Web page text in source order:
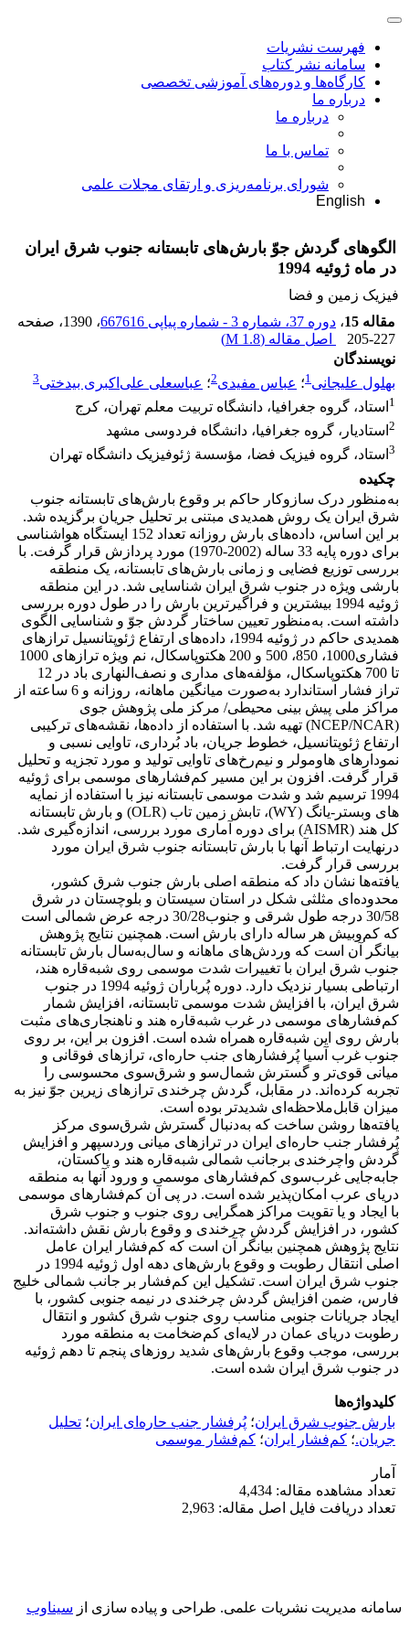
فهرست نشریات
سامانه نشر کتاب
کارگاه‌ها و دوره‌های آموزشی تخصصی
درباره ما
درباره ما
تماس با ما
شورای برنامه‌ریزی و ارتقای مجلات علمی
English
الگوهای گردش جوّ بارش‌‌های تابستانه جنوب شرق ایران
در ماه ژوئیه 1994
فیزیک زمین و فضا
مقاله 15
، دوره 37، شماره 3 - شماره پیاپی 667616 ، 1390
، صفحه
205-227
اصل مقاله (1.8 M
)
نویسندگان
بهلول علیجانی1؛ عباس مفیدی2؛ عباسعلی علی‌‌اکبری بیدختی3
1 استاد، گروه جغرافیا، دانشگاه تربیت معلم تهران، کرج
2 استادیار، گروه جغرافیا، دانشگاه فردوسی مشهد
3 استاد، گروه فیزیک فضا، مؤسسة ژئوفیزیک دانشگاه تهران
چکیده
به‌‌منظور درک سازوکار حاکم بر وقوع بارش‌‌های تابستانه جنوب
شرق ایران یک روش همدیدی مبتنی بر تحلیل جریان برگزیده شد.
بر این اساس، داده‌‌های بارش روزانه تعداد 152 ایستگاه هواشناسی
برای دوره پایه 33 ساله (2002-1970) مورد پردازش قرار گرفت. با
بررسی توزیع فضایی و زمانی بارش‌‌های تابستانه، یک منطقه
بارشی ویژه در جنوب شرق ایران شناسایی شد. در این منطقه
ژوئیه 1994 بیشترین و فراگیرترین بارش را در طول دوره بررسی
داشته است. به‌منظور تعیین ساختار گردش جوّ و شناسایی الگوی
همدیدی حاکم در ژوئیه 1994، داده‌‌های ارتفاع ژئوپتانسیل ترازهای
فشاری1000، 850، 500 و 200 هکتوپاسکال، نم ویژه ترازهای 1000
تا 700 هکتوپاسکال، مؤلفه‌‌های مداری و نصف‌‌النهاری باد در 12
تراز فشار استاندارد به‌صورت میانگین ماهانه، روزانه و 6 ساعته از
مراکز ملی پیش بینی محیطی/ مرکز ملی پژوهش جوی
(NCEP/NCAR) تهیه شد. با استفاده از داده‌‌ها، نقشه‌‌های ترکیبی
ارتفاع ژئوپتانسیل، خطوط جریان، باد بُرداری، تاوایی نسبی و
نمودار‌‌‌های ‌‌هاومولر و نیم‌رخ‌‌‌های تاوایی تولید و مورد تجزیه و تحلیل
قرار گرفت. افزون بر این مسیر کم‌‌فشارهای موسمی برای ژوئیه
1994 ترسیم شد و شدت موسمی تابستانه نیز با استفاده از نمایه
های وبستر-یانگ (WY)، تابش زمین تاب (OLR) و بارش تابستانه
کل هند (AISMR) برای دوره آماری مورد بررسی، اندازه‌‌گیری شد.
درنهایت ارتباط آنها با بارش تابستانه جنوب شرق ایران مورد
بررسی قرار گرفت.
یافته‌‌ها نشان داد که منطقه اصلی بارش جنوب شرق کشور،
محدوده‌ای مثلثی شکل در استان سیستان و بلوچستان در شرق
30/58 درجه طول شرقی و جنوب30/28 درجه عرض شمالی است
که کم‌‌وبیش هر ساله دارای بارش است. همچنین نتایج پژوهش
بیانگر آن است که وردش‌‌های ماهانه و سال‌‌به‌‌سال بارش تابستانه
جنوب شرق ایران با تغییرات شدت موسمی روی شبه‌‌قاره هند،
ارتباطی بسیار نزدیک دارد. دوره پُرباران ژوئیه 1994 در جنوب
شرق ایران، با افزایش شدت موسمی تابستانه، افزایش شمار
کم‌‌فشارهای موسمی در غرب شبه‌قاره هند و ناهنجاری‌‌های مثبت
بارش روی این شبه‌قاره همراه شده است. افزون بر این، بر روی
جنوب غرب آسیا پُرفشارهای جنب حاره‌‌ای، ترازهای فوقانی و
میانی قوی‌تر و گسترش شمال‌سو و شرق‌سوی محسوسی را
تجربه کرده‌‌اند. در مقابل، گردش چرخندی ترازهای زیرین جوّ نیز به
میزان قابل‌‌ملاحظه‌‌ای شدیدتر بوده است.
یافته‌‌ها روشن ساخت که به‌دنبال گسترش شرق‌سوی مرکز
پُرفشار جنب حاره‌ای ایران در ترازهای میانی وردسپهر و افزایش
گردش واچرخندی برجانب شمالی شبه‌قاره هند و پاکستان،
جابه‌جایی غرب‌سوی کم‌‌فشارهای موسمی و ورود آنها به منطقه
دریای عرب امکان‌پذیر شده است. در پی آن کم‌‌فشارهای موسمی
با ایجاد و یا تقویت مراکز همگرایی روی جنوب و جنوب شرق
کشور، در افزایش گردش چرخندی و وقوع بارش نقش داشته‌‌اند.
نتایج پژوهش همچنین بیانگر آن است که کم‌‌فشار ایران عامل
اصلی انتقال رطوبت و وقوع بارش‌‌های دهه اول ژوئیه 1994 در
جنوب شرق ایران است. تشکیل این کم‌‌فشار بر جانب شمالی خلیج
فارس، ضمن افزایش گردش چرخندی در نیمه جنوبی کشور، با
ایجاد جریانات جنوبی مناسب روی جنوب شرق کشور و انتقال
رطوبت دریای عمان در لایه‌‌ای کم‌‌ضخامت به منطقه مورد
بررسی، موجب وقوع بارش‌‌های شدید روزهای پنجم تا دهم ژوئیه
در جنوب شرق ایران شده است.
کلیدواژه‌ها
بارش جنوب شرق ایران؛پُرفشار جنب حاره‌ای ایران؛ تحلیل
جریان.؛ کم‌‌فشار ایران؛ کم‌‌فشار موسمی
آمار
تعداد مشاهده مقاله: 4,434
تعداد دریافت فایل اصل مقاله: 2,963
سامانه مدیریت نشریات علمی. طراحی و پیاده سازی از سیناوب